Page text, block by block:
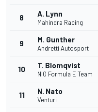
8 A. Lynn
Mahindra Racing
9 M. Gunther
Andretti Autosport
10 T. Blomqvist
NIO Formula E Team
11 N. Nato
Venturi